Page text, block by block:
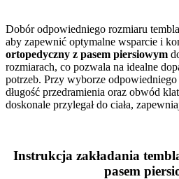
Dobór odpowiedniego rozmiaru
aby zapewnić optymalne wsparcie i
ortopedyczny z pasem piersiowym
rozmiarach, co pozwala na idealne
potrzeb. Przy wyborze
długość przedramienia oraz obwód
doskonale przylegał do ciała,
Instrukcja zakładania
pasem